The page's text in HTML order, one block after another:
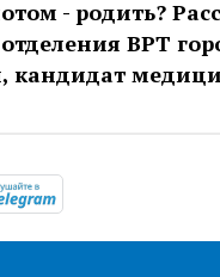
- родить?
ВРТ
кандидат
music.yandex.ru/album/